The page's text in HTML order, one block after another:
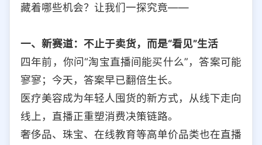
藏着哪些机会？让我们一探究竟——
一、新赛道：不止于卖货，而是“看见”生活
四年前，你问“淘宝直播间能买什么”，答案可能
寥寥；今天，答案早已翻倍生长。
医疗美容成为年轻人囤货的新方式，从线下走向
线上，直播正重塑消费决策链路。
奢侈品、珠宝、在线教育等高单价品类也在直播